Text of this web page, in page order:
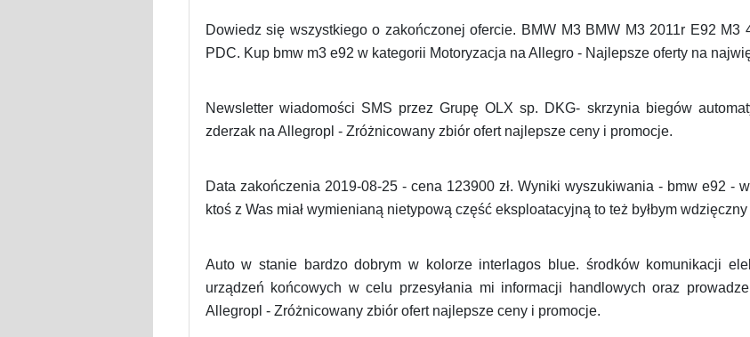
Dowiedz się wszystkiego o zakończonej ofercie. BMW M3 BMW M3 2011r E92
PDC. Kup bmw m3 e92 w kategorii Motoryzacja na Allegro - Najlepsze oferty na
Newsletter wiadomości SMS przez Grupę OLX sp. DKG- skrzynia biegów
zderzak na Allegropl - Zróżnicowany zbiór ofert najlepsze ceny i promocje.
Data zakończenia 2019-08-25 - cena 123900 zł. Wyniki wyszukiwania - bmw e92 -
ktoś z Was miał wymienianą nietypową część eksploatacyjną to też byłbym
Auto w stanie bardzo dobrym w kolorze interlagos blue. środków komunikacji
urządzeń końcowych w celu przesyłania mi informacji handlowych oraz
Allegropl - Zróżnicowany zbiór ofert najlepsze ceny i promocje.